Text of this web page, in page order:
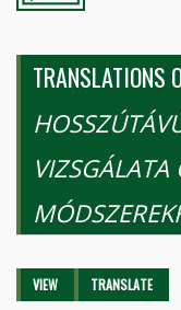
TRANSLATIONS
Primary tabs
VIEW TRANSLATE